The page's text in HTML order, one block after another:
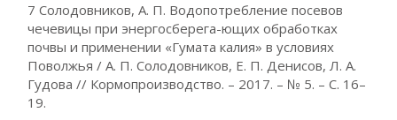
7 Солодовников, А. П. Водопотребление посевов
чечевицы при энергосберега-ющих обработках
почвы и применении «Гумата калия» в условиях
Поволжья / А. П. Солодовников, Е. П. Денисов, Л. А.
Гудова // Кормопроизводство. – 2017. – № 5. – С. 16–
19.